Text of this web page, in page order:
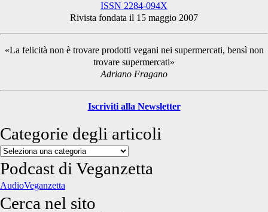
Sidebar
ISSN 2284-094X
Rivista fondata il 15 maggio 2007
«La felicità non è trovare prodotti vegani nei supermercati, bensì non
trovare supermercati»
Adriano Fragano
Iscriviti alla Newsletter
Categorie degli articoli
Categorie
degli
articoli
Podcast di Veganzetta
AudioVeganzetta
Cerca nel sito